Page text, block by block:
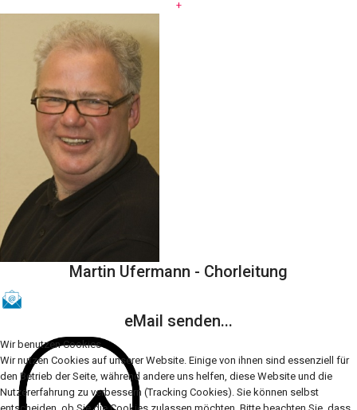
+
Martin Ufermann - Chorleitung
eMail senden...
Wir benutzen Cookies
Wir nutzen Cookies auf unserer Website. Einige von ihnen sind essenziell für
den Betrieb der Seite, während andere uns helfen, diese Website und die
Nutzererfahrung zu verbessern (Tracking Cookies). Sie können selbst
entscheiden, ob Sie die Cookies zulassen möchten. Bitte beachten Sie, dass